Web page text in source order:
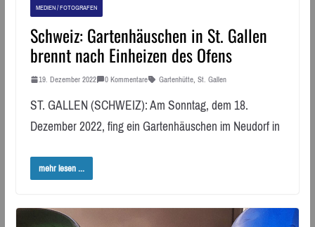
MEDIEN / FOTOGRAFEN
Schweiz: Gartenhäuschen in St. Gallen
brennt nach Einheizen des Ofens
19. Dezember 2022 0 Kommentare Gartenhütte, St. Gallen
ST. GALLEN (SCHWEIZ): Am Sonntag, dem 18.
Dezember 2022, fing ein Gartenhäuschen im Neudorf in
mehr lesen ...